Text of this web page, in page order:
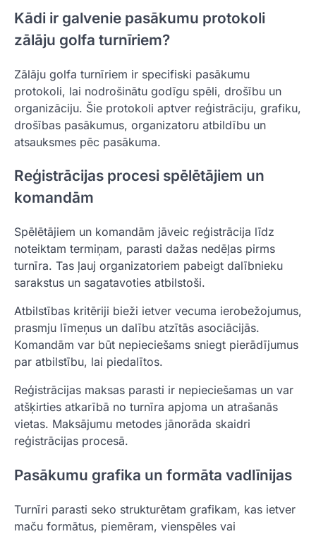
Kādi ir galvenie pasākumu protokoli
zālāju golfa turnīriem?
Zālāju golfa turnīriem ir specifiski pasākumu
protokoli, lai nodrošinātu godīgu spēli, drošību un
organizāciju. Šie protokoli aptver reģistrāciju, grafiku,
drošības pasākumus, organizatoru atbildību un
atsauksmes pēc pasākuma.
Reģistrācijas procesi spēlētājiem un
komandām
Spēlētājiem un komandām jāveic reģistrācija līdz
noteiktam termiņam, parasti dažas nedēļas pirms
turnīra. Tas ļauj organizatoriem pabeigt dalībnieku
sarakstus un sagatavoties atbilstoši.
Atbilstības kritēriji bieži ietver vecuma ierobežojumus,
prasmju līmeņus un dalību atzītās asociācijās.
Komandām var būt nepieciešams sniegt pierādījumus
par atbilstību, lai piedalītos.
Reģistrācijas maksas parasti ir nepieciešamas un var
atšķirties atkarībā no turnīra apjoma un atrašanās
vietas. Maksājumu metodes jānorāda skaidri
reģistrācijas procesā.
Pasākumu grafika un formāta vadlīnijas
Turnīri parasti seko strukturētam grafikam, kas ietver
maču formātus, piemēram, vienspēles vai